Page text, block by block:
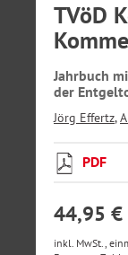
TVöD
Jahrbuch
der
Jörg Effertz,
PDF
44,95 €
inkl. MwSt.,